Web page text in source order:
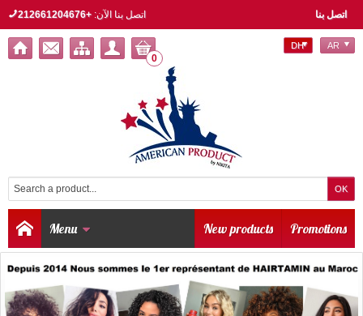
اتصل بنا اتصل بنا الآن:+212661204676
0
DH AR
Menu Promotions
New products